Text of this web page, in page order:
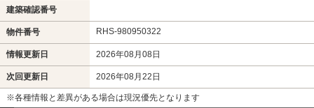
建築確認番号
物件番号 RHS-980950322
情報更新日 2026年08月08日
次回更新日 2026年08月22日
※各種情報と差異がある場合は現況優先となります